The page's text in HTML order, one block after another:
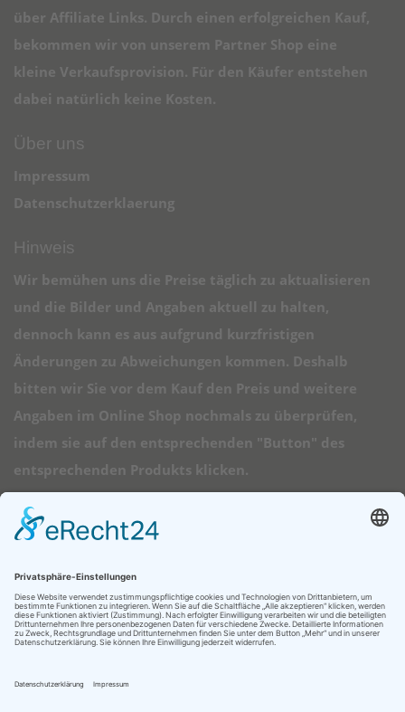
über Affiliate Links. Durch einen erfolgreichen Kauf,
bekommen wir von unserem Partner Shop eine
kleine Verkaufsprovision. Für den Käufer entstehen
dabei natürlich keine Kosten.
Über uns
Impressum
Datenschutzerklaerung
Hinweis
Wir bemühen uns die Preise täglich zu aktualisieren
und die Bilder und Angaben aktuell zu halten,
dennoch kann es aus aufgrund kurzfristigen
Änderungen zu Abweichungen kommen. Deshalb
bitten wir Sie vor dem Kauf den Preis und weitere
Angaben im Online Shop nochmals zu überprüfen,
indem sie auf den entsprechenden "Button" des
entsprechenden Produkts klicken.
➠ Direktlinks
Longboard Anfänger
Mini Longboards
Elektro Longboards